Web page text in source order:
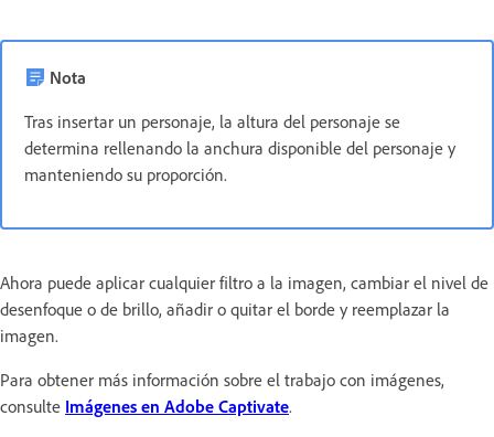
Nota
Tras insertar un personaje, la altura del personaje se
determina rellenando la anchura disponible del personaje y
manteniendo su proporción.
Ahora puede aplicar cualquier filtro a la imagen, cambiar el nivel de
desenfoque o de brillo, añadir o quitar el borde y reemplazar la
imagen.
Para obtener más información sobre el trabajo con imágenes,
consulte Imágenes en Adobe Captivate.